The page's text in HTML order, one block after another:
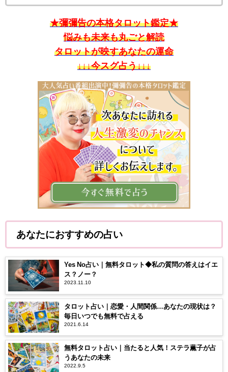
★彌彌告の本格タロット鑑定★
悩みも未来も丸ごと解読
タロットが映すあなたの運命
↓↓↓今スグ占う↓↓↓
あなたにおすすめの占い
Yes No占い｜無料タロット◆私の質問の答えはイエ
ス？ノー？
2023.11.10
タロット占い｜恋愛・人間関係…あなたの現状は？
毎日いつでも無料で占える
2021.6.14
無料タロット占い｜当たると人気！ステラ薫子が占
うあなたの未来
2022.9.5